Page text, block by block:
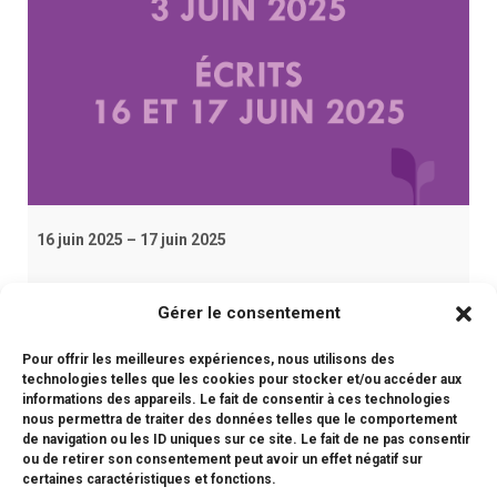
Gérer le consentement
Pour offrir les meilleures expériences, nous utilisons des
technologies telles que les cookies pour stocker et/ou accéder aux
informations des appareils. Le fait de consentir à ces technologies
nous permettra de traiter des données telles que le comportement
de navigation ou les ID uniques sur ce site. Le fait de ne pas consentir
ou de retirer son consentement peut avoir un effet négatif sur
certaines caractéristiques et fonctions.
16 juin 2025 – 17 juin 2025
Google
Voir le calendrier complet